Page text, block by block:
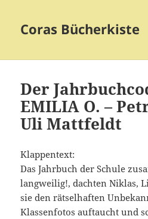
Coras Bücherkiste
Der
EMILIA O. –
Uli Mattfeldt
Klappentext:
Das Jahrbuch der Schule
langweilig!, dachten Niklas,
sie den rätselhaften
Klassenfotos auftaucht und